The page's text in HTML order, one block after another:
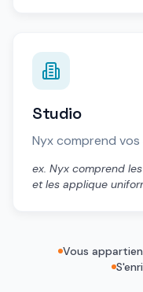
Studio
Nyx comprend
ex. Nyx comprend
et les applique
Vous